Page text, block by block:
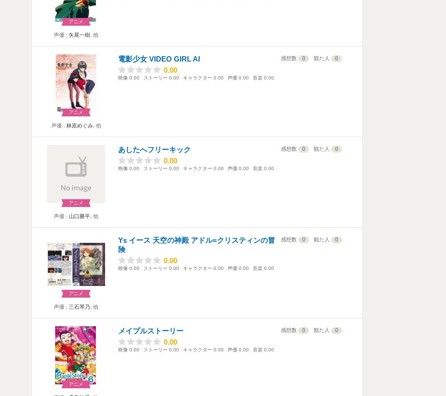
アニメ
声優 矢尾一樹､他
アニメ
声優 林原めぐみ､他
電影少女 VIDEO GIRL AI 感想数 0 観た人 0
0.00
0.00
映像 0.00 ストーリー 0.00 キャラクター 0.00 声優 0.00 音楽 0.00
アニメ
声優 山口勝平､他
あしたへフリーキック 感想数 0 観た人 0
0.00
0.00
映像 0.00 ストーリー 0.00 キャラクター 0.00 声優 0.00 音楽 0.00
アニメ
声優 三石琴乃､他
Ys イース 天空の神殿 アドル=クリスティンの冒
険
感想数 0 観た人 0
0.00
0.00
映像 0.00 ストーリー 0.00 キャラクター 0.00 声優 0.00 音楽 0.00
アニメ
メイプルストーリー 感想数 0 観た人 0
0.00
0.00
映像 0.00 ストーリー 0.00 キャラクター 0.00 声優 0.00 音楽 0.00